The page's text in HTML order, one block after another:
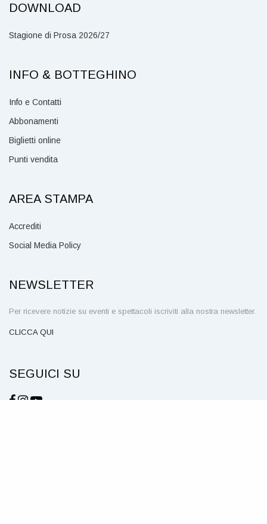
DOWNLOAD
Stagione di Prosa 2026/27
INFO & BOTTEGHINO
Info e Contatti
Abbonamenti
Biglietti online
Punti vendita
AREA STAMPA
Accrediti
Social Media Policy
NEWSLETTER
Per ricevere notizie su eventi e spettacoli iscriviti alla nostra newsletter.
CLICCA QUI
SEGUICI SU